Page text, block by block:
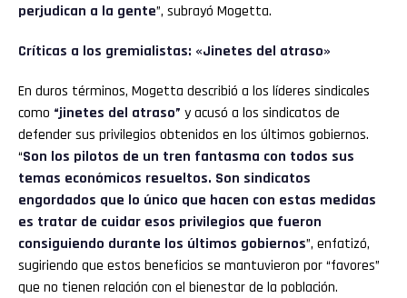
perjudican a la gente”, subrayó Mogetta.
Críticas a los gremialistas: «Jinetes del atraso»
En duros términos, Mogetta describió a los líderes sindicales
como “jinetes del atraso” y acusó a los sindicatos de
defender sus privilegios obtenidos en los últimos gobiernos.
“Son los pilotos de un tren fantasma con todos sus
temas económicos resueltos. Son sindicatos
engordados que lo único que hacen con estas medidas
es tratar de cuidar esos privilegios que fueron
consiguiendo durante los últimos gobiernos”, enfatizó,
sugiriendo que estos beneficios se mantuvieron por “favores”
que no tienen relación con el bienestar de la población.